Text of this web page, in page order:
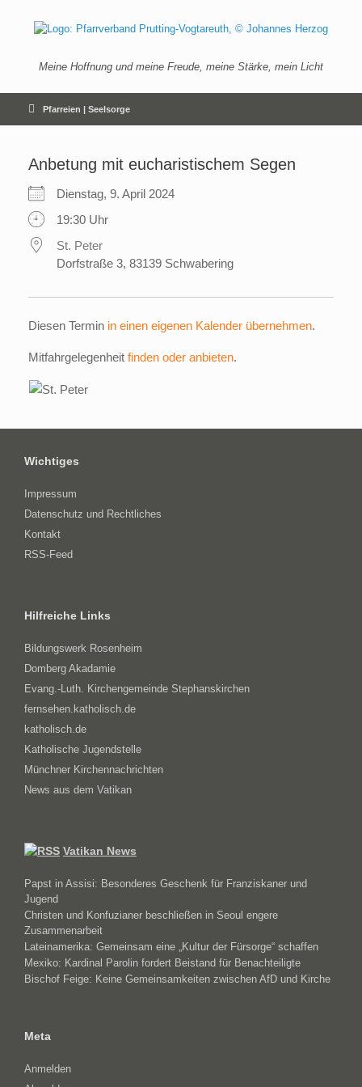
springen
Meine Hoffnung und meine Freude, meine Stärke, mein Licht
Pfarreien | Seelsorge
Anbetung mit eucharistischem Segen
Dienstag, 9. April 2024
19:30 Uhr
St. Peter
Dorfstraße 3, 83139 Schwabering
Diesen Termin in einen eigenen Kalender übernehmen.
Mitfahrgelegenheit finden oder anbieten.
Wichtiges
Impressum
Datenschutz und Rechtliches
Kontakt
RSS-Feed
Hilfreiche Links
Bildungswerk Rosenheim
Domberg Akadamie
Evang.-Luth. Kirchengemeinde Stephanskirchen
fernsehen.katholisch.de
katholisch.de
Katholische Jugendstelle
Münchner Kirchennachrichten
News aus dem Vatikan
Vatikan News
Papst in Assisi: Besonderes Geschenk für Franziskaner und
Jugend
Christen und Konfuzianer beschließen in Seoul engere
Zusammenarbeit
Lateinamerika: Gemeinsam eine „Kultur der Fürsorge“ schaffen
Mexiko: Kardinal Parolin fordert Beistand für Benachteiligte
Bischof Feige: Keine Gemeinsamkeiten zwischen AfD und Kirche
Meta
Anmelden